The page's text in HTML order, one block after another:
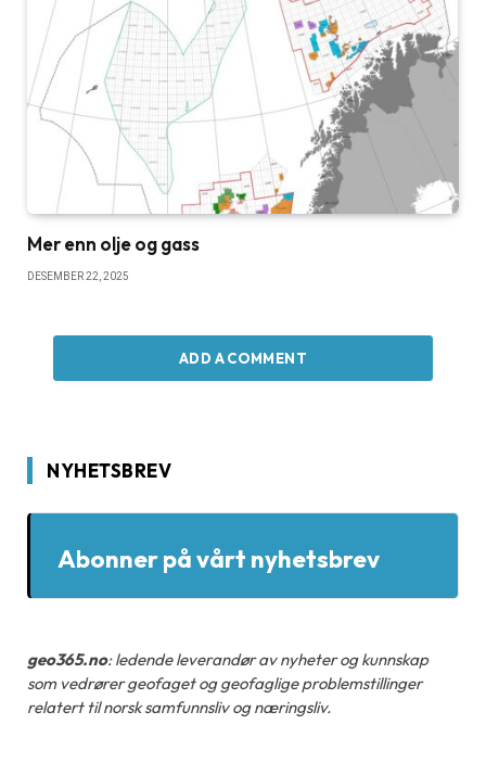
Mer enn olje og gass
DESEMBER 22, 2025
ADD A COMMENT
NYHETSBREV
Abonner på vårt nyhetsbrev
geo365.no: ledende leverandør av nyheter og kunnskap
som vedrører geofaget og geofaglige problemstillinger
relatert til norsk samfunnsliv og næringsliv.